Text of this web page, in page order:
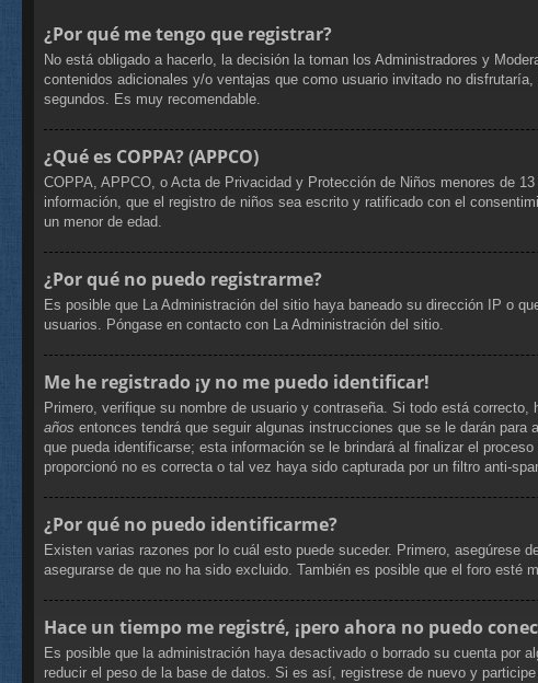
¿Por qué me tengo que registrar?
No está obligado a hacerlo, la decisión la toman los Administradores y
contenidos adicionales y/o ventajas que como usuario invitado no
segundos. Es muy recomendable.
¿Qué es COPPA? (APPCO)
COPPA, APPCO, o Acta de Privacidad y Protección de Niños menores de
información, que el registro de niños sea escrito y ratificado con el
un menor de edad.
¿Por qué no puedo registrarme?
Es posible que La Administración del sitio haya baneado su dirección IP o
usuarios. Póngase en contacto con La Administración del sitio.
Me he registrado ¡y no me puedo identificar!
Primero, verifique su nombre de usuario y contraseña. Si todo está
años entonces tendrá que seguir algunas instrucciones que se le darán
que pueda identificarse; esta información se le brindará al finalizar el
proporcionó no es correcta o tal vez haya sido capturada por un filtro anti-
¿Por qué no puedo identificarme?
Existen varias razones por lo cuál esto puede suceder. Primero, asegúrese
asegurarse de que no ha sido excluido. También es posible que el foro esté
Hace un tiempo me registré, ¡pero ahora no puedo
Es posible que la administración haya desactivado o borrado su cuenta por
reducir el peso de la base de datos. Si es así, registrese de nuevo y